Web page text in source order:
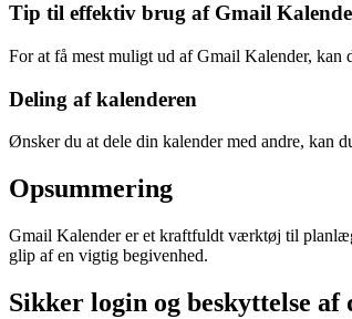
Tip til effektiv brug af Gmail
For at få mest muligt ud af Gmail Kalender, kan
Deling af kalenderen
Ønsker du at dele din kalender med andre, kan
Opsummering
Gmail Kalender er et kraftfuldt værktøj til
glip af en vigtig begivenhed.
Sikker login og beskyttelse